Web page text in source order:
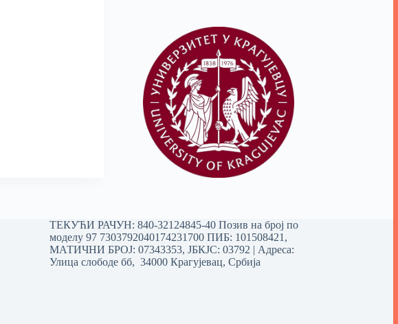
ТЕКУЋИ РАЧУН: 840-32124845-40 Позив на број по
моделу 97 7303792040174231700ПИБ: 101508421,
МАТИЧНИ БРОЈ: 07343353, ЈБКЈС: 03792 | Aдреса:
Улица слободе бб, 34000 Крагујевац, Србија